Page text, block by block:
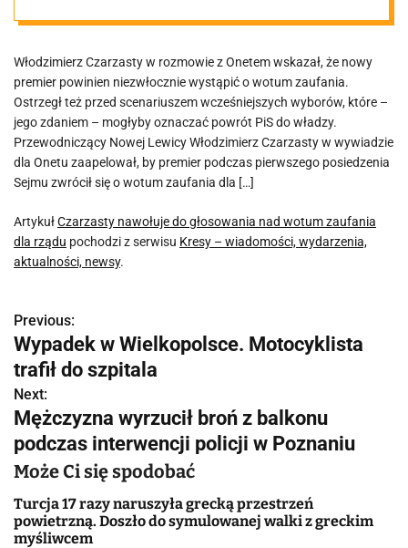
zaufania dla
rządu
Włodzimierz Czarzasty w rozmowie z Onetem wskazał, że nowy
premier powinien niezwłocznie wystąpić o wotum zaufania.
Ostrzegł też przed scenariuszem wcześniejszych wyborów, które –
jego zdaniem – mogłyby oznaczać powrót PiS do władzy.
Przewodniczący Nowej Lewicy Włodzimierz Czarzasty w wywiadzie
dla Onetu zaapelował, by premier podczas pierwszego posiedzenia
Sejmu zwrócił się o wotum zaufania dla […]
ArtykułCzarzasty nawołuje do głosowania nad wotum zaufania
dla rządu pochodzi z serwisu Kresy – wiadomości, wydarzenia,
aktualności, newsy.
N
a
w
i
g
a
c
Previous:
Wypadek w Wielkopolsce. Motocyklista
trafił do szpitala
Next:
Mężczyzna wyrzucił broń z balkonu
podczas interwencji policji w Poznaniu
Może Ci się spodobać
Turcja 17 razy naruszyła grecką przestrzeń
powietrzną. Doszło do symulowanej walki z greckim
myśliwcem